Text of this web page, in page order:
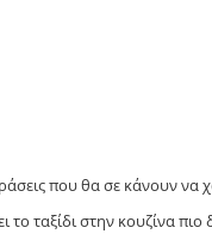
που θα σε κάνουν να
ταξίδι στην κουζίνα πιο